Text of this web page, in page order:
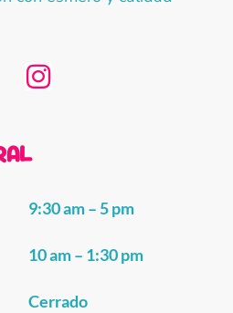
9:30 am – 5 pm
10 am – 1:30 pm
Cerrado